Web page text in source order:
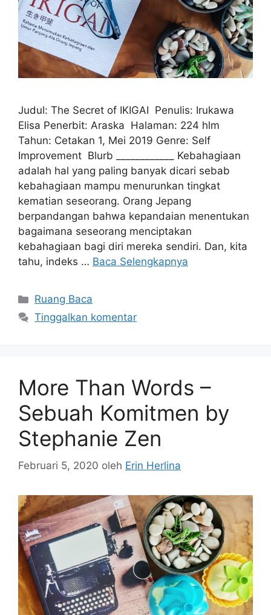
Judul: The Secret of IKIGAI Penulis: Irukawa
Elisa Penerbit: Araska Halaman: 224 hlm
Tahun: Cetakan 1, Mei 2019 Genre: Self
Improvement Blurb ____________ Kebahagiaan
adalah hal yang paling banyak dicari sebab
kebahagiaan mampu menurunkan tingkat
kematian seseorang. Orang Jepang
berpandangan bahwa kepandaian menentukan
bagaimana seseorang menciptakan
kebahagiaan bagi diri mereka sendiri. Dan, kita
tahu, indeks … Baca Selengkapnya
Kategori
Ruang Baca
Tinggalkan komentar
More Than Words –
Sebuah Komitmen by
Stephanie Zen
Februari 5, 2020 oleh Erin Herlina